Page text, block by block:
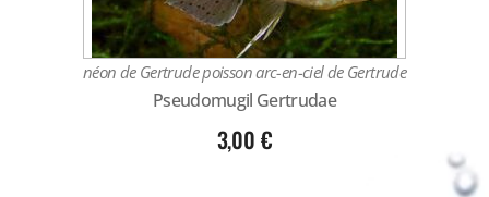
néon de Gertrude poisson arc-en-ciel de Gertrude
Pseudomugil Gertrudae
3,00 €